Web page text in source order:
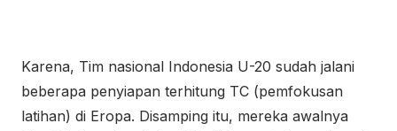
Karena, Tim nasional Indonesia U-20 sudah jalani
beberapa penyiapan terhitung TC (pemfokusan
latihan) di Eropa. Disamping itu, mereka awalnya